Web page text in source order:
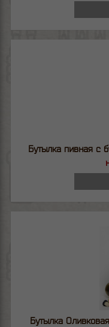
Бутылка пивная с
Бутылка